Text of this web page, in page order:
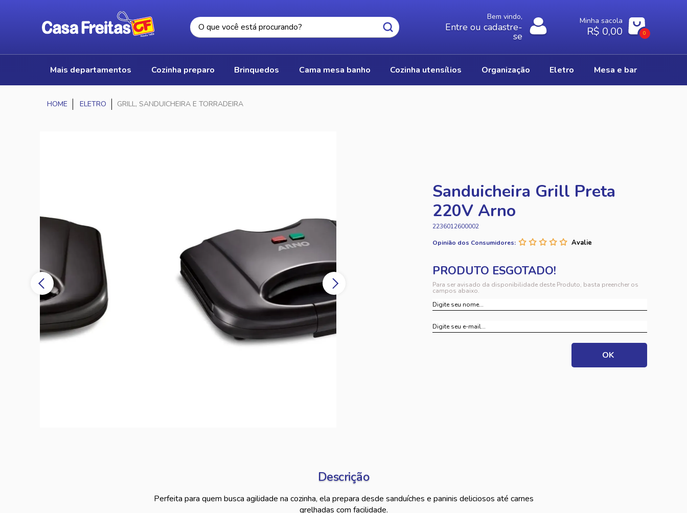
Bem vindo,
Entre ou cadastre-
se
Minha sacola
R$ 0,00 0
mais departamentos cozinha preparo brinquedos cama mesa banho cozinha utensílios organização eletro mesa e bar
ELETRO GRILL, SANDUICHEIRA E TORRADEIRA
Sanduicheira Grill Preta
220V Arno
2236012600002
Opinião dos Consumidores:
Para ser avisado da disponibilidade deste Produto, basta preencher os
campos abaixo.
Descrição
Perfeita para quem busca agilidade na cozinha, ela prepara desde sanduíches e paninis deliciosos até carnes
grelhadas com facilidade.